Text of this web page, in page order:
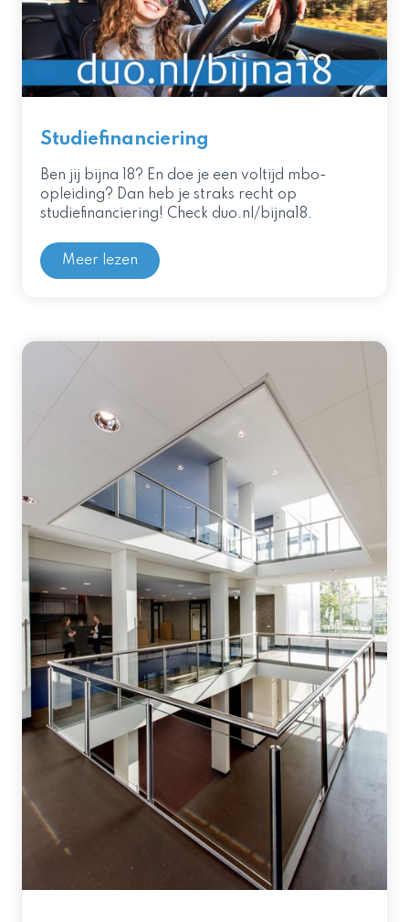
Studiefinanciering
Ben jij bijna 18? En doe je een voltijd mbo-
opleiding? Dan heb je straks recht op
studiefinanciering! Check duo.nl/bijna18.
Meer lezen